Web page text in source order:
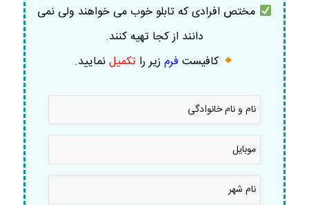
مختص افرادی که تابلو خوب می خواهند ولی نمی
دانند از کجا تهیه کنند.
کافیست فرم زیر را تکمیلنمایید.
نام
نام
خانوادگی
موبایل
نام
شهر *